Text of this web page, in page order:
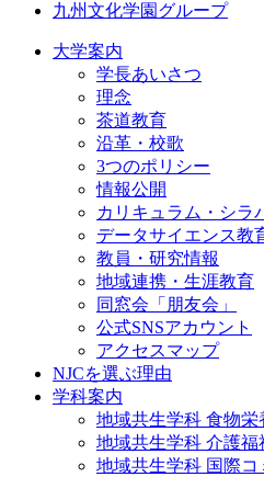
九州文化学園グループ
大学案内
学長あいさつ
理念
茶道教育
沿革・校歌
3つのポリシー
情報公開
カリキュラム・シラ
データサイエンス教
教員・研究情報
地域連携・生涯教育
同窓会「朋友会」
公式SNSアカウント
アクセスマップ
NJCを選ぶ理由
学科案内
地域共⽣学科 ⾷物栄
地域共生学科 介護福
地域共生学科 国際